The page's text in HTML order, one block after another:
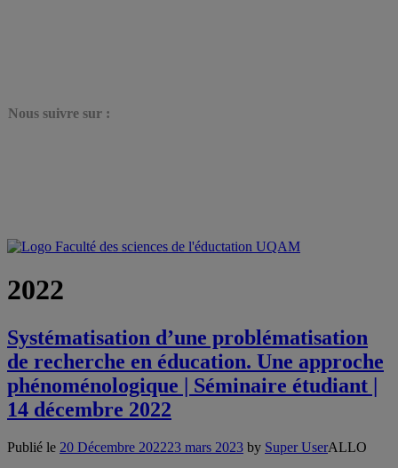
Nous suivre sur :
2022
Systématisation d’une problématisation
de recherche en éducation. Une approche
phénoménologique | Séminaire étudiant |
14 décembre 2022
Publié le 20 Décembre 202223 mars 2023 by Super UserALLO